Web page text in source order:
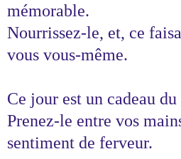
mémorable.
Nourrissez-le, et, ce
vous vous-même.
Ce jour est un cadeau
Prenez-le entre vos
sentiment de ferveur.